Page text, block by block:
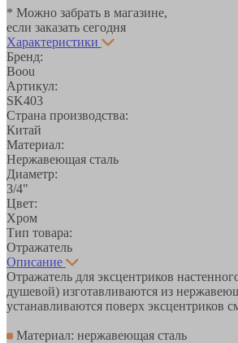
* Можно забрать в магазине,
если заказать сегодня
Характеристики
Бренд:
Boou
Артикул:
SK403
Страна производства:
Китай
Материал:
Нержавеющая сталь
Диаметр:
3/4"
Цвет:
Хром
Тип товара:
Отражатель
Описание
Отражатель для эксцентриков
душевой) изготавливаются из
устанавливаются поверх эксцентриков
Материал: нержавеющая сталь